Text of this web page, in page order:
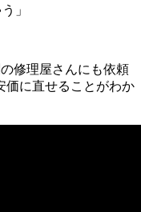
」
修理屋さんにも依頼
価に直せることがわか